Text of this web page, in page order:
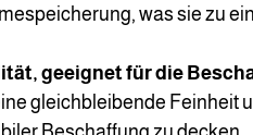
was sie zu
geeignet für die
gleichbleibende